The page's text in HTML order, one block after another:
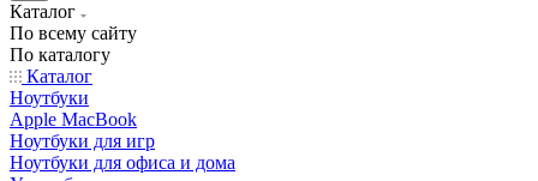
Каталог
По всему сайту
По каталогу
Каталог
Ноутбуки
Apple MacBook
Ноутбуки для игр
Ноутбуки для офиса и дома